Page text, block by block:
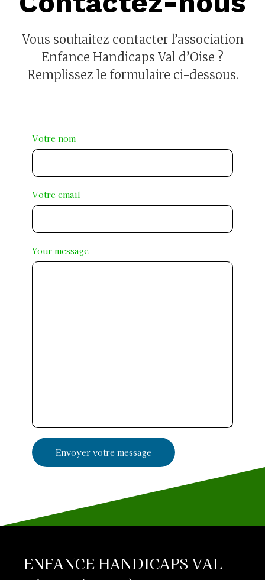
Vous souhaitez contacter l’association
Enfance Handicaps Val d’Oise ?
Remplissez le formulaire ci-dessous.
Votre nom
Votre email
Your message
ENFANCE HANDICAPS VAL